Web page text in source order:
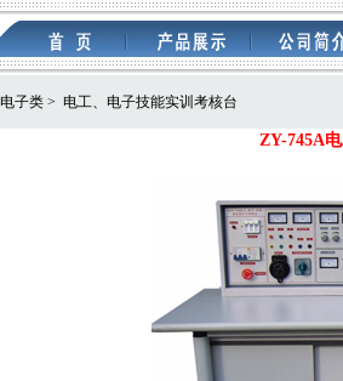
子类 > 电工、电子技能实训考核台
ZY-745A